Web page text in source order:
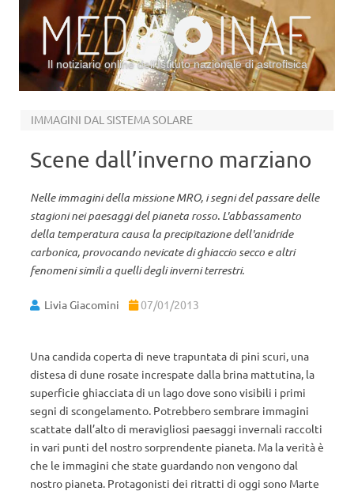
Il notiziario online dell’Istituto nazionale di astrofisica
IMMAGINI DAL SISTEMA SOLARE
Scene dall’inverno marziano
Nelle immagini della missione MRO, i segni del passare delle
stagioni nei paesaggi del pianeta rosso. L'abbassamento
della temperatura causa la precipitazione dell'anidride
carbonica, provocando nevicate di ghiaccio secco e altri
fenomeni simili a quelli degli inverni terrestri.
Livia Giacomini 07/01/2013
Una candida coperta di neve trapuntata di pini scuri, una
distesa di dune rosate increspate dalla brina mattutina, la
superficie ghiacciata di un lago dove sono visibili i primi
segni di scongelamento. Potrebbero sembrare immagini
scattate dall’alto di meravigliosi paesaggi invernali raccolti
in vari punti del nostro sorprendente pianeta. Ma la verità è
che le immagini che state guardando non vengono dal
nostro pianeta. Protagonisti dei ritratti di oggi sono Marte